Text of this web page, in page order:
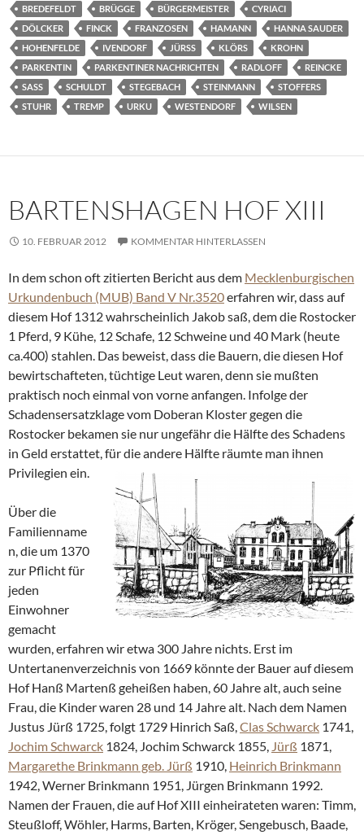
BREDEFELDT
BRÜGGE BÜRGERMEISTER
CYRIACI
DÖLCKER
FINCK FRANZOSEN HAMANN
HANNA SAUDER
HOHENFELDE
IVENDORF JÜRSS KLÖRS
KROHN
PARKENTIN
PARKENTINER NACHRICHTEN RADLOFF
REINCKE
SASS
SCHULDT STEGEBACH STEINMANN
STOFFERS
STUHR
TREMP URKU WESTENDORF WILSEN
BARTENSHAGEN HOF XIII
10. FEBRUAR 2012 KOMMENTAR HINTERLASSEN
In dem schon oft zitierten Bericht aus dem Mecklenburgischen
Urkundenbuch (MUB) Band V Nr.3520erfahren wir, dass auf
diesem Hof 1312 wahrscheinlich Jakob saß, dem die Rostocker
1 Pferd, 9 Kühe, 12 Schafe, 12 Schweine und 40 Mark (heute
ca.400) stahlen. Das beweist, dass die Bauern, die diesen Hof
bewirtschafteten, tüchtige Leut waren, denn sie mußten
praktisch noch einmal von vorne anfangen. Infolge der
Schadensersatzklage vom Doberan Kloster gegen die
Rostocker bekamen sie nur ungefähr die Hälfte des Schadens
in Geld erstattet, für die andere Hälfte räumte man ihnen
Privilegien ein.
Über die
Familienname
n, die um 1370
zur Pflicht für
jeden
Einwohner
gemacht
wurden, erfahren wir etwa 300 Jahre nichts. Erst im
Untertanenverzeichnis von 1669 könnte der Bauer auf diesem
Hof Hanß Martenß geheißen haben, 60 Jahre alt, auch seine
Frau, die Kinder waren 28 und 14 Jahre alt. Nach dem Namen
Justus Jürß 1725, folgt 1729 Hinrich Saß,Clas Schwarck 1741,
Jochim Schwarck 1824, Jochim Schwarck 1855, Jürß 1871,
Margarethe Brinkmann geb. Jürß 1910, Heinrich Brinkmann
1942, Werner Brinkmann 1951, Jürgen Brinkmann 1992.
Namen der Frauen, die auf Hof XIII einheirateten waren: Timm,
Steußloff, Wöhler, Harms, Barten, Kröger, Sengebusch, Baade,